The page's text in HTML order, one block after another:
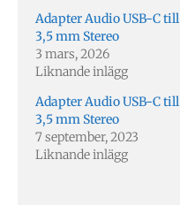
Adapter Audio USB-C till
3,5 mm Stereo
3 mars, 2026
Liknande inlägg
Adapter Audio USB-C till
3,5 mm Stereo
7 september, 2023
Liknande inlägg